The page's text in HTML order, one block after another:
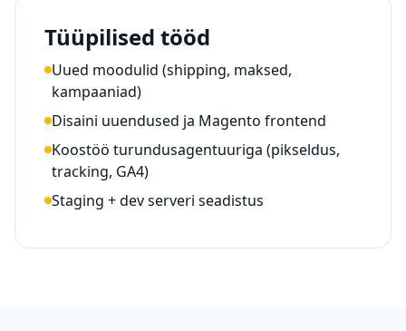
Tüüpilised tööd
Uued moodulid (shipping, maksed,
kampaaniad)
Disaini uuendused ja Magento frontend
Koostöö turundusagentuuriga (pikseldus,
tracking, GA4)
Staging + dev serveri seadistus